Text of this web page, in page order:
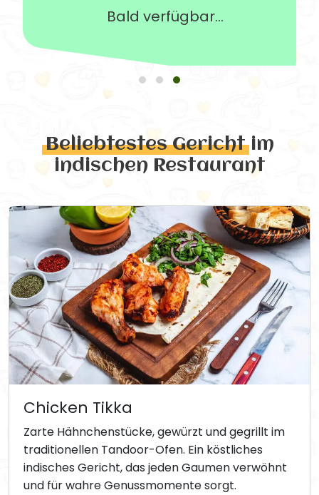
Bald verfügbar...
Beliebtestes Gerichtim
indischen Restaurant
Chicken Tikka
Zarte Hähnchenstücke, gewürzt und gegrillt im
traditionellen Tandoor-Ofen. Ein köstliches
indisches Gericht, das jeden Gaumen verwöhnt
und für wahre Genussmomente sorgt.